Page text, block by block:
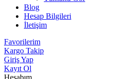
Blog
Hesap Bilgileri
İletişim
Favorilerim
Kargo Takip
Giriş Yap
Kayıt Ol
Hesabım